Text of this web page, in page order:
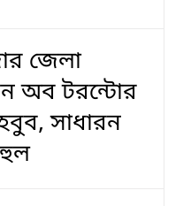
জেলা
অব টরন্টোর
সাধারন